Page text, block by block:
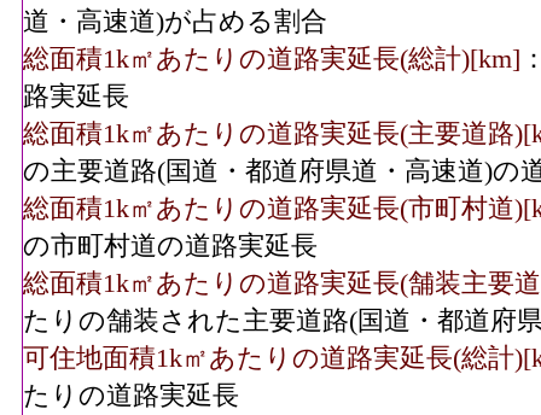
道・高速道)が占める割合
総面積1k㎡あたりの道路実延長(総計)[km]
路実延長
総面積1k㎡あたりの道路実延長(主要道路
の主要道路(国道・都道府県道・高速道)の
総面積1k㎡あたりの道路実延長(市町村道
の市町村道の道路実延長
総面積1k㎡あたりの道路実延長(舗装主要
たりの舗装された主要道路(国道・都道府
可住地面積1k㎡あたりの道路実延長(総計
たりの道路実延長